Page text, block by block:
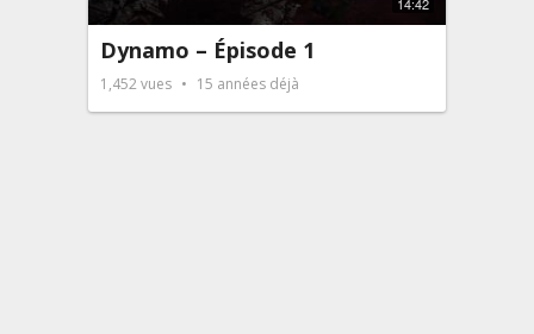
Dynamo – Épisode 1
1,452vues 15 années déjà